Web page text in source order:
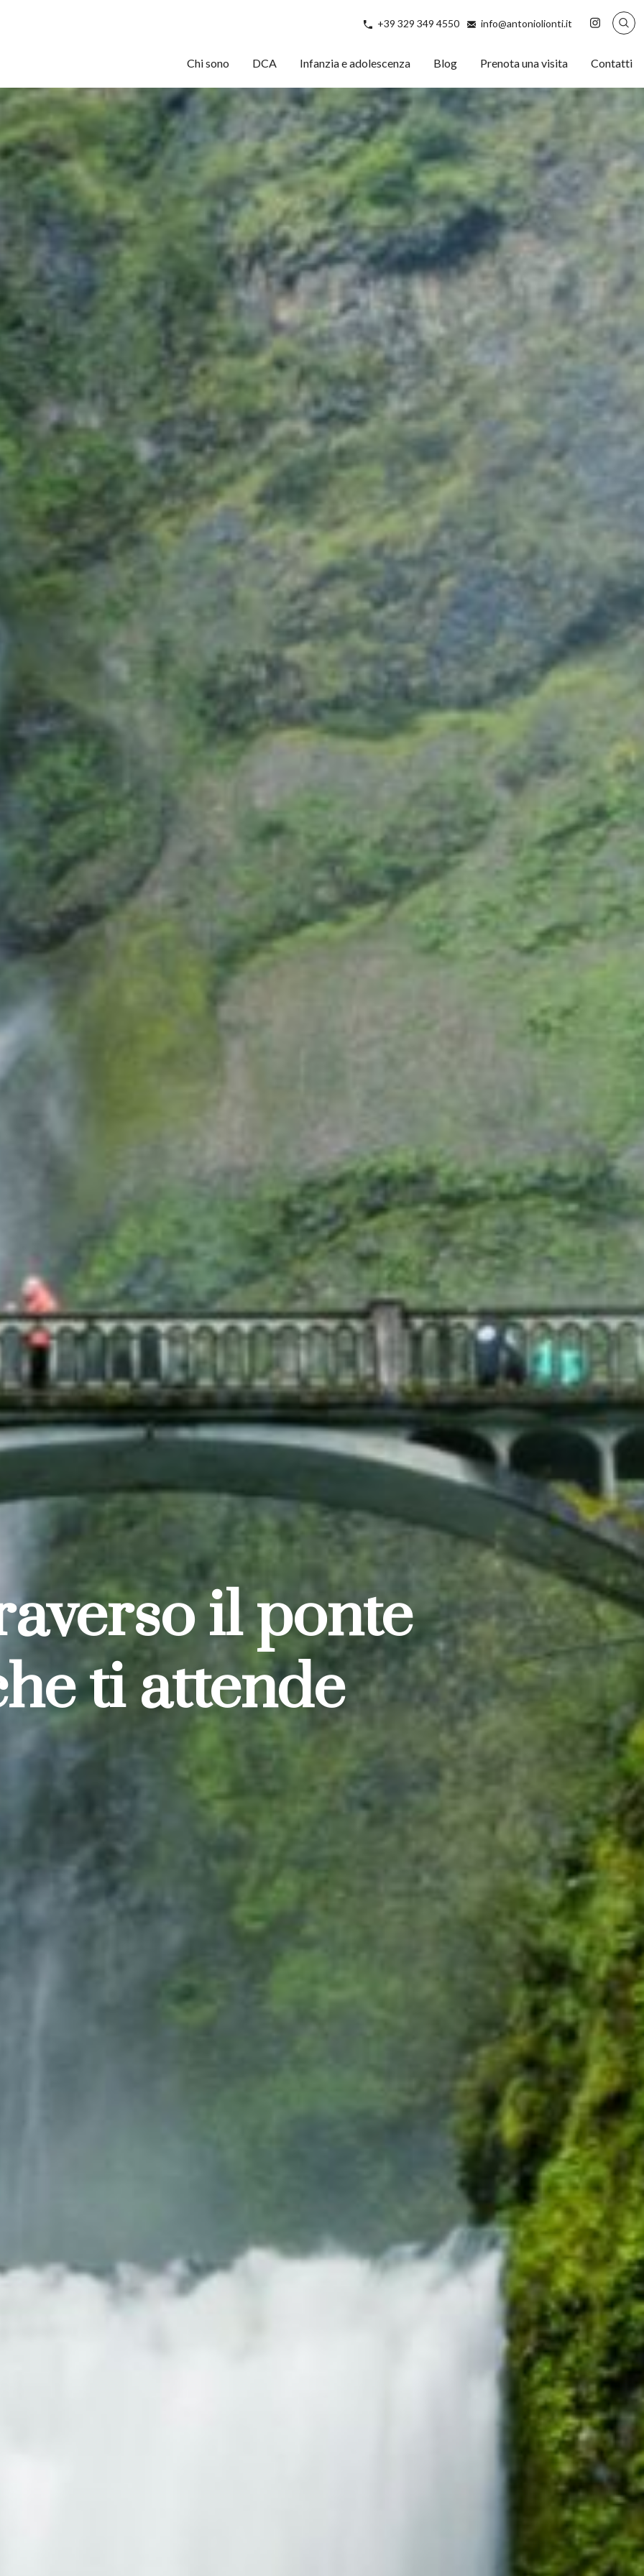
+39 329 349 4550 info@antoniolionti.it
Chi sono DCA Infanzia e adolescenza Blog Prenota una visita Contatti
il ponte
ti attende